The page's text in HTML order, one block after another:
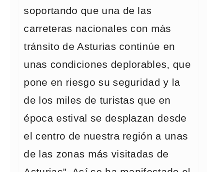
soportando que una de las
carreteras nacionales con más
tránsito de Asturias continúe en
unas condiciones deplorables, que
pone en riesgo su seguridad y la
de los miles de turistas que en
época estival se desplazan desde
el centro de nuestra región a unas
de las zonas más visitadas de